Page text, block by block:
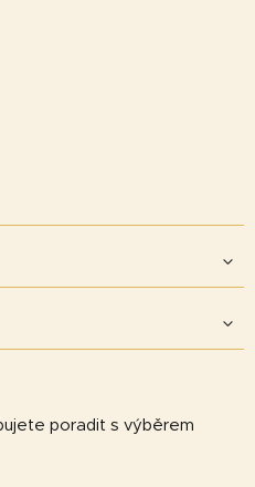
poradit s výběrem